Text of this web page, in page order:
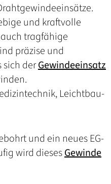
und kraftvolle
tragfähige
präzise und
sich derGewindeeinsatz
Leichtbau-
und ein neues EG-
wird diesesGewinde